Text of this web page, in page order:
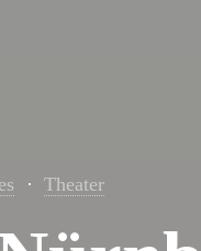
Theater